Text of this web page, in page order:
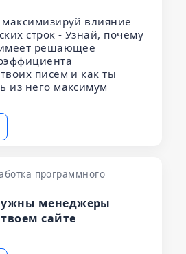
максимизируй влияние
строк - Узнай, почему
имеет решающее
писем и как ты
из него максимум
программного
менеджеры
сайте